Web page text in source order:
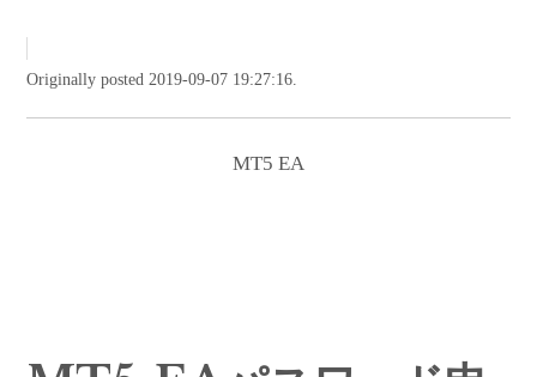
Originally posted 2019-09-07 19:27:16.
MT5 EA